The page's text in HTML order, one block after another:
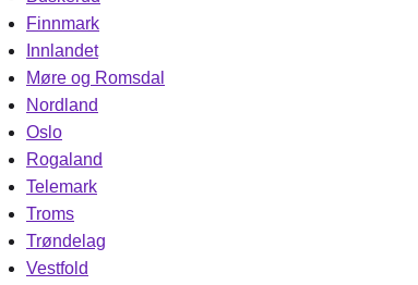
Finnmark
Innlandet
Møre og Romsdal
Nordland
Oslo
Rogaland
Telemark
Troms
Trøndelag
Vestfold